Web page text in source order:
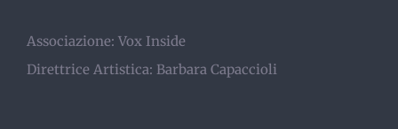
Associazione: Vox Inside
Direttrice Artistica: Barbara Capaccioli